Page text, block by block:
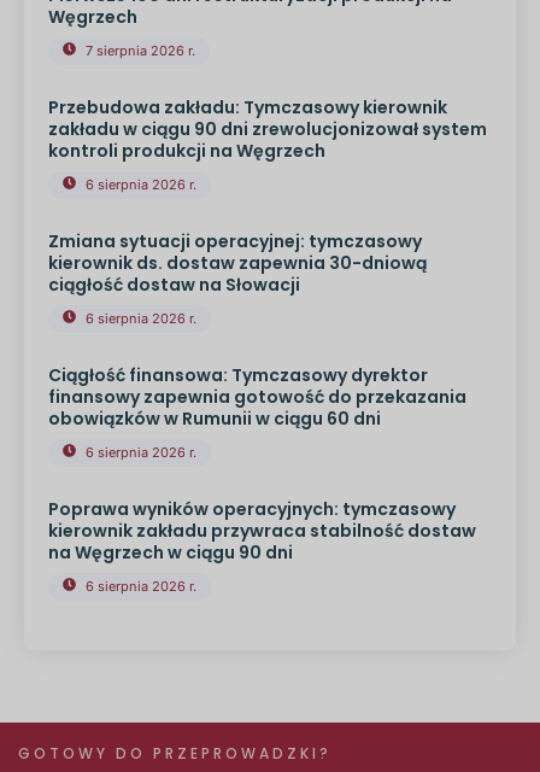
Węgrzech
7 sierpnia 2026 r.
Przebudowa zakładu: Tymczasowy kierownik
zakładu w ciągu 90 dni zrewolucjonizował system
kontroli produkcji na Węgrzech
6 sierpnia 2026 r.
Zmiana sytuacji operacyjnej: tymczasowy
kierownik ds. dostaw zapewnia 30-dniową
ciągłość dostaw na Słowacji
6 sierpnia 2026 r.
Ciągłość finansowa: Tymczasowy dyrektor
finansowy zapewnia gotowość do przekazania
obowiązków w Rumunii w ciągu 60 dni
6 sierpnia 2026 r.
Poprawa wyników operacyjnych: tymczasowy
kierownik zakładu przywraca stabilność dostaw
na Węgrzech w ciągu 90 dni
6 sierpnia 2026 r.
GOTOWY DO PRZEPROWADZKI?